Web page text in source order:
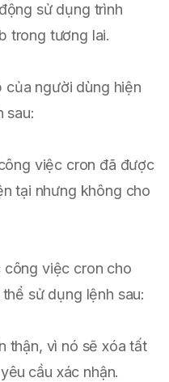
sử dụng trình
trong tương lai.
của người dùng hiện
sau:
việc cron đã được
tại nhưng không cho
công việc cron cho
sử dụng lệnh sau:
thận, vì nó sẽ xóa tất
cầu xác nhận.